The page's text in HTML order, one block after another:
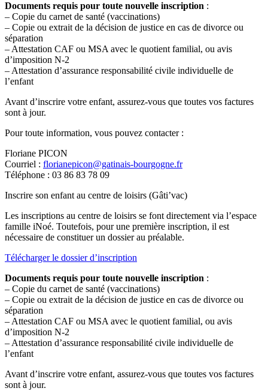
Documents requis pour toute nouvelle inscription :
– Copie du carnet de santé (vaccinations)
– Copie ou extrait de la décision de justice en cas de divorce ou
séparation
– Attestation CAF ou MSA avec le quotient familial, ou avis
d’imposition N-2
– Attestation d’assurance responsabilité civile individuelle de
l’enfant
Avant d’inscrire votre enfant, assurez-vous que toutes vos factures
sont à jour.
Pour toute information, vous pouvez contacter :
Floriane PICON
Courriel : florianepicon@gatinais-bourgogne.fr
Téléphone : 03 86 83 78 09
Inscrire son enfant au centre de loisirs (Gâti’vac)
Les inscriptions au centre de loisirs se font directement via l’espace
famille iNoé. Toutefois, pour une première inscription, il est
nécessaire de constituer un dossier au préalable.
Télécharger le dossier d’inscription
Documents requis pour toute nouvelle inscription :
– Copie du carnet de santé (vaccinations)
– Copie ou extrait de la décision de justice en cas de divorce ou
séparation
– Attestation CAF ou MSA avec le quotient familial, ou avis
d’imposition N-2
– Attestation d’assurance responsabilité civile individuelle de
l’enfant
Avant d’inscrire votre enfant, assurez-vous que toutes vos factures
sont à jour.